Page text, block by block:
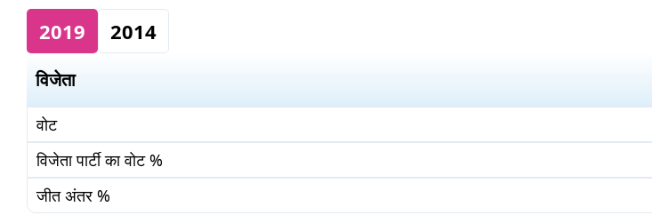
2019 2014
विजेता
वोट
विजेता पार्टी का वोट %
जीत अंतर %